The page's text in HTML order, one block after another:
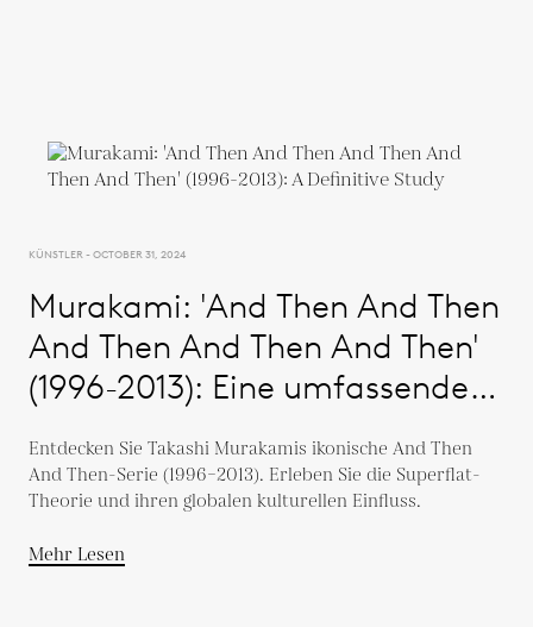
KÜNSTLER - OCTOBER 31, 2024
Murakami: 'And Then And Then
And Then And Then And Then'
(1996-2013): Eine umfassende
Entdecken Sie Takashi Murakamis ikonische And Then
And Then-Serie (1996–2013). Erleben Sie die Superflat-
Theorie und ihren globalen kulturellen Einfluss.
Mehr Lesen